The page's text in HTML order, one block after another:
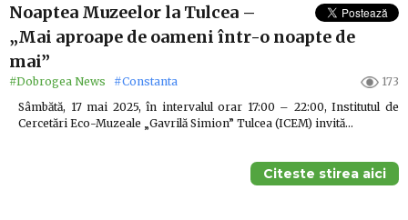
Noaptea Muzeelor la Tulcea –
„Mai aproape de oameni într-o noapte de
mai”
#Dobrogea News #Constanta
173
Sâmbătă, 17 mai 2025, în intervalul orar 17:00 – 22:00, Institutul de
Cercetări Eco-Muzeale „Gavrilă Simion” Tulcea (ICEM) invită…
Citeste stirea aici